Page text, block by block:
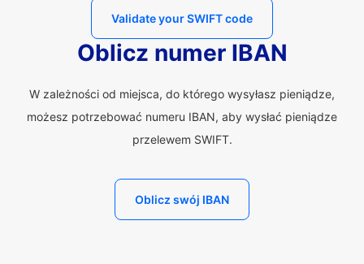
Validate your SWIFT code
Oblicz numer IBAN
W zależności od miejsca, do którego wysyłasz pieniądze,
możesz potrzebować numeru IBAN, aby wysłać pieniądze
przelewem SWIFT.
Oblicz swój IBAN